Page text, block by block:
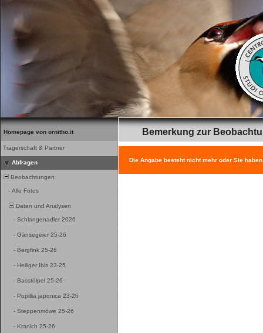
Homepage von ornitho.it
Trägerschaft & Partner
Abfragen
Beobachtungen
- Alle Fotos
Daten und Analysen
- Schlangenadler 2026
- Gänsegeier 25-26
- Bergfink 25-26
- Heiliger Ibis 23-25
- Basstölpel 25-26
- Popillia japonica 23-26
- Steppenmöwe 25-26
- Kranich 25-26
Bemerkung zur
Die Angabe besteht nicht mehr oder Sie